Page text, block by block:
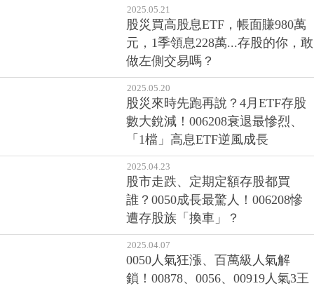
2025.05.21
股災買高股息ETF，帳面賺980萬
元，1季領息228萬...存股的你，敢
做左側交易嗎？
2025.05.20
股災來時先跑再說？4月ETF存股
數大銳減！006208衰退最慘烈、
「1檔」高息ETF逆風成長
2025.04.23
股市走跌、定期定額存股都買
誰？0050成長最驚人！006208慘
遭存股族「換車」？
2025.04.07
0050人氣狂漲、百萬級人氣解
鎖！00878、0056、00919人氣3王